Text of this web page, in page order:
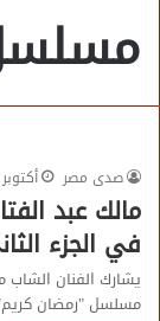
صدى مصر
أكتوبر 11, 2022
مالك عبد
في الجزء
يشارك الفنان الشاب
مسلسل "رمضان